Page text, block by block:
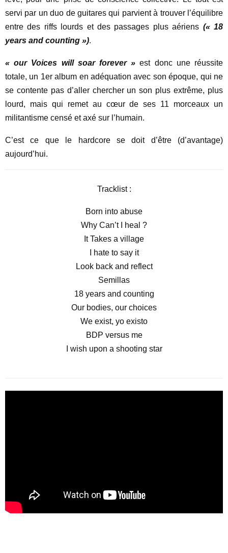
servi par un duo de guitares qui parvient à trouver l’équilibre
entre des riffs lourds et des passages plus aériens (« 18
years and counting »).
« our Voices will soar forever » est donc une réussite
totale, un 1er album en adéquation avec son époque, qui ne
se contente pas d’aller chercher un son plus extrême, plus
lourd, mais qui remet au cœur de ses 11 morceaux un
militantisme censé et axé sur l’humain.
C’est ce que le hardcore se doit d’être (d’avantage)
aujourd’hui.
Tracklist :
Born into abuse
Why Can’t I heal ?
It Takes a village
I hate to say it
Look back and reflect
Semillas
18 years and counting
Our bodies, our choices
We exist, yo existo
BDP versus me
I wish upon a shooting star